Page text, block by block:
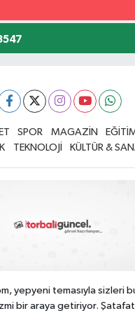
SPOR MAGAZİN
TEKNOLOJİ KÜLTÜR &
yepyeni temasıyla sizleri
bir araya getiriyor.